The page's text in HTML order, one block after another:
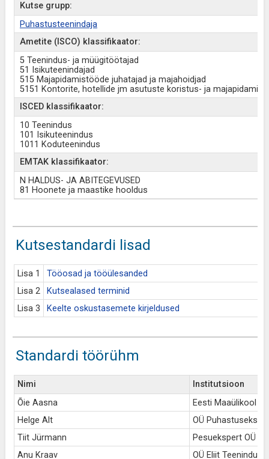
Kutse grupp:
Puhastusteenindaja
Ametite (ISCO) klassifikaator:
5 Teenindus- ja müügitöötajad
51 Isikuteenindajad
515 Majapidamistööde juhatajad ja majahoidjad
5151 Kontorite, hotellide jm asutuste koristus- ja
ISCED klassifikaator:
10 Teenindus
101 Isikuteenindus
1011 Koduteenindus
EMTAK klassifikaator:
N HALDUS- JA ABITEGEVUSED
81 Hoonete ja maastike hooldus
Kutsestandardi lisad
Lisa 1
Tööosad ja tööülesanded
Lisa 2
Kutsealased terminid
Lisa 3
Keelte oskustasemete kirjeldused
Standardi töörühm
Nimi
Institutsioon
Õie Aasna
Eesti Maaülikool
Helge Alt
OÜ
Tiit Jürmann
Pesuekspert OÜ
Anu Kraav
OÜ Eliit Teenindus